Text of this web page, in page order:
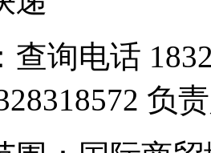
查询电话
负